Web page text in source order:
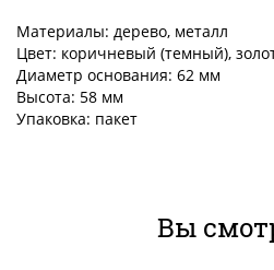
Материалы: дерево, металл
Цвет: коричневый (темный),
Диаметр основания: 62 мм
Высота: 58 мм
Упаковка: пакет
Вы